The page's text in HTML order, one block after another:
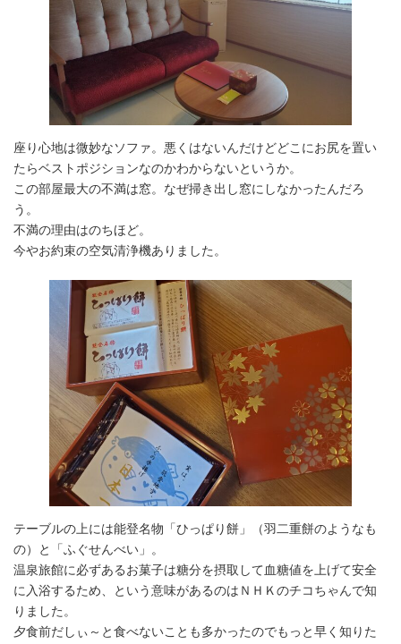
座り心地は微妙なソファ。悪くはないんだけどどこにお尻を置い
たらベストポジションなのかわからないというか。
この部屋最大の不満は窓。なぜ掃き出し窓にしなかったんだろ
う。
不満の理由はのちほど。
今やお約束の空気清浄機ありました。
テーブルの上には能登名物「ひっぱり餅」（羽二重餅のようなも
の）と「ふぐせんべい」。
温泉旅館に必ずあるお菓子は糖分を摂取して血糖値を上げて安全
に入浴するため、という意味があるのはＮＨＫのチコちゃんで知
りました。
夕食前だしぃ～と食べないことも多かったのでもっと早く知りた